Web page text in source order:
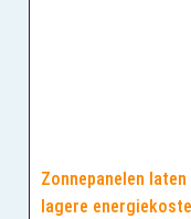
Zonnepanelen
lagere